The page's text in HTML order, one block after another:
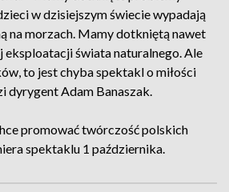
w dzisiejszym świecie wypadają
na morzach. Mamy dotkniętą nawet
świata naturalnego. Ale
to jest chyba spektakl o miłości
dyrygent Adam Banaszak.
promować twórczość polskich
spektaklu 1 października.